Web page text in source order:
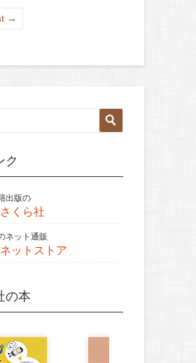
→
ク
出版の
くら社
ネット通販
ットストア
の本